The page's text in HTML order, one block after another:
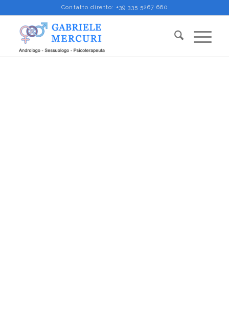
Contatto diretto:+39 335 5267 660